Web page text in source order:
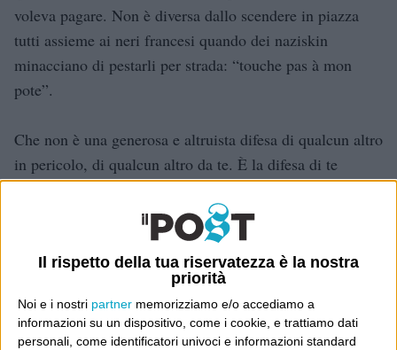
Il rispetto della tua riservatezza è la nostra
priorità
Noi e i nostri partner memorizziamo e/o accediamo a
informazioni su un dispositivo, come i cookie, e trattiamo dati
personali, come identificatori univoci e informazioni standard
voleva pagare. Non è diversa dallo scendere in piazza
tutti assieme ai neri francesi quando dei naziskin
minacciano di pestarli per strada: “touche pas à mon
pote”.
Che non è una generosa e altruista difesa di qualcun altro
in pericolo, di qualcun altro da te. È la difesa di te
stesso, della tua chance di vivere come hai sempre
vissuto e come è giusto vivere, senza avere paura. Senza
avere paura: se noi oggi ci ritiriamo “rispettosamente”
sulle stronze vignette danesi, avremo dimostrato che
l’intimidazione e la minaccia funzionano. Il criterio con
cui pubblicare delle vignette che irridono la religione,
con cui fare un film in Olanda sulle donne musulmane, o